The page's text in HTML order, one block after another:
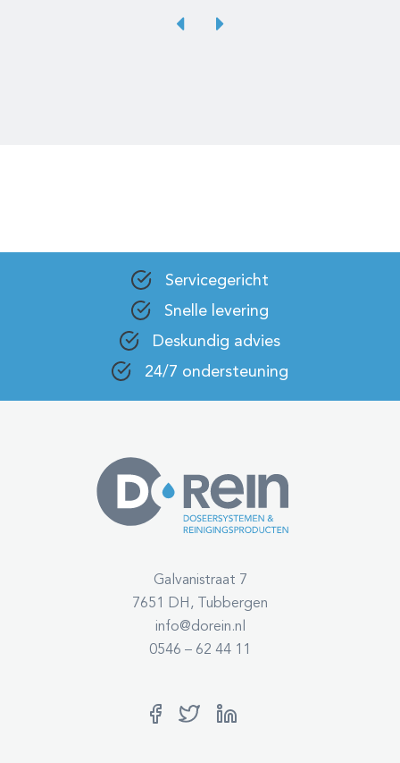
Servicegericht
Snelle levering
Deskundig advies
24/7 ondersteuning
Galvanistraat 7
7651 DH, Tubbergen
info@dorein.nl
0546 – 62 44 11